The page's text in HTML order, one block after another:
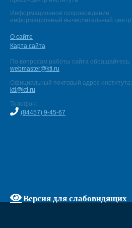
Информационное сопровождение:
информационный вычислительный центр
О сайте
Карта сайта
По вопросам работы сайта обращайтесь:
webmaster@kti.ru
Официальный почтовый адрес института:
kti@kti.ru
Телефон:
(84457) 9-45-67
Версия для слабовидящих